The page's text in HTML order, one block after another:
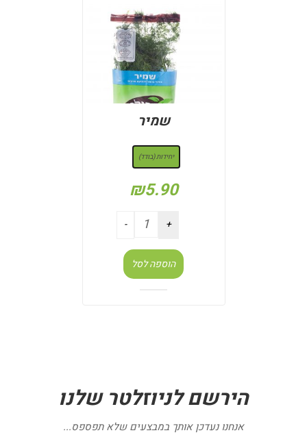
שמיר
יחידות (בודד)
₪5.90
הוספה לסל
הירשםלניוזלטר שלנו
אנחנו נעדכן אותך במבצעים שלא תפספס...